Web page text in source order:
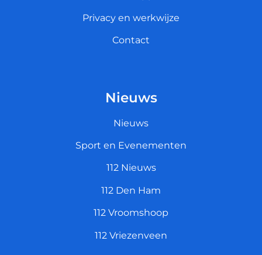
Privacy en werkwijze
Contact
Nieuws
Nieuws
Sport en Evenementen
112 Nieuws
112 Den Ham
112 Vroomshoop
112 Vriezenveen